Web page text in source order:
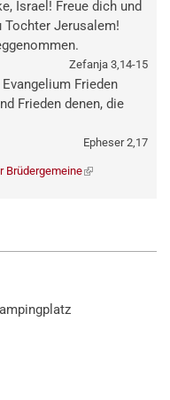
Israel! Freue dich und
Tochter Jerusalem!
Zefanja 3,14-15
Frieden
Frieden denen, die
Epheser 2,17
Brüdergemeine(externer